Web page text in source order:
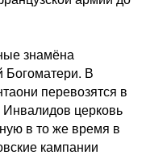
знамёна
Богоматери. В
перевозятся в
церковь
в то же время в
кампании